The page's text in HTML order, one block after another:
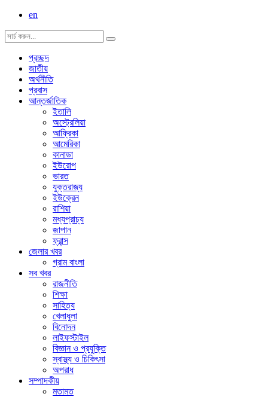
en
প্রচ্ছদ
জাতীয়
অর্থনীতি
প্রবাস
আন্তর্জাতিক
ইতালি
অস্ট্রেলিয়া
আফ্রিকা
আমেরিকা
কানাডা
ইউরোপ
ভারত
যুক্তরাজ্য
ইউক্রেন
রাশিয়া
মধ্যপ্রাচ্য
জাপান
ফ্রান্স
জেলার খবর
গ্রাম বাংলা
সব খবর
রাজনীতি
শিক্ষা
সাহিত্য
খেলাধুলা
বিনোদন
লাইফস্টাইল
বিজ্ঞান ও প্রযুক্তি
স্বাস্থ্য ও চিকিৎসা
অপরাধ
সম্পাদকীয়
মতামত